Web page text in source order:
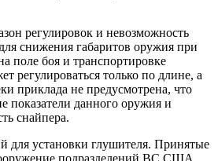
регулировок и невозможность
снижения габаритов оружия при
поле боя и транспортировке
регулироваться только по длине, а
приклада не предусмотрена, что
показатели данного оружия и
снайпера.
для установки глушителя. Принятые
подразделений ВС США